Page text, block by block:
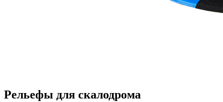
Рельефы для скалодрома